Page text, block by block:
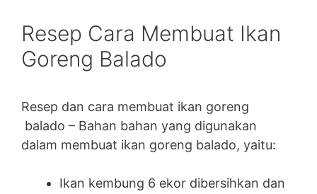
Resep Cara Membuat Ikan
Goreng Balado
Resep dan cara membuat ikan goreng
balado – Bahan bahan yang digunakan
dalam membuat ikan goreng balado, yaitu:
Ikan kembung 6 ekor dibersihkan dan